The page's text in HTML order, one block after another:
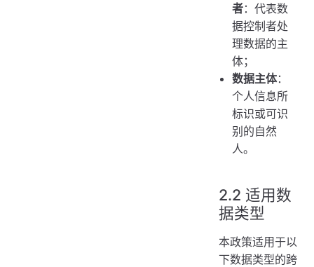
者：代表数
据控制者处
理数据的主
体；
数据主体：
个人信息所
标识或可识
别的自然
人。
2.2 适用数
据类型
本政策适用于以
下数据类型的跨